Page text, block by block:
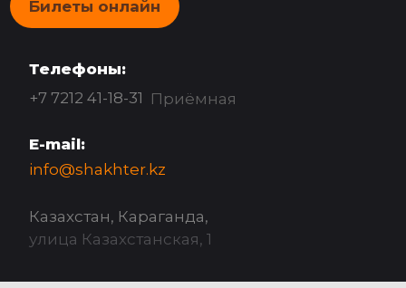
Билеты онлайн
Телефоны:
+7 7212 41-18-31 Приёмная
E-mail:
info@shakhter.kz
Казахстан, Караганда,
улица Казахстанская, 1